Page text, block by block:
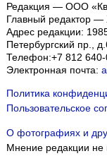
Редакция — ООО
Главный редактор
Адрес редакции:
Петербургский пр.,
Телефон:+7 812
Электронная почта:
Политика
Пользовательское
О фотографиях и
Мнение редакции не